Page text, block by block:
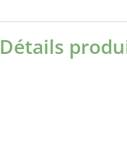
Détails